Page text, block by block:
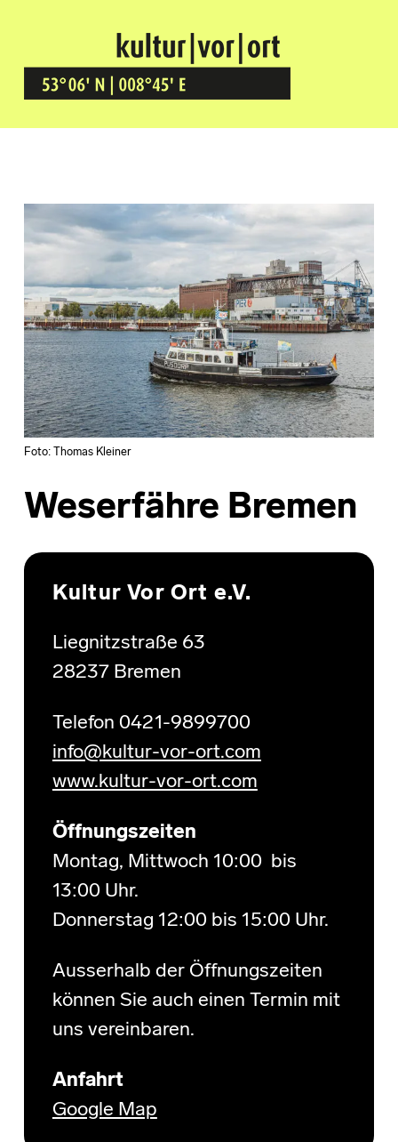
Kultur Vor Ort
BREMEN GRÖPELINGEN
Foto: Thomas Kleiner
Weserfähre Bremen
Skip back to main navigation
Kultur Vor Ort e.V.
Liegnitzstraße 63
28237 Bremen
Telefon 0421-9899700
info@kultur-vor-ort.com
www.kultur-vor-ort.com
Öffnungszeiten
Montag, Mittwoch 10:00 bis
13:00 Uhr.
Donnerstag 12:00 bis 15:00 Uhr.
Ausserhalb der Öffnungszeiten
können Sie auch einen Termin mit
uns vereinbaren.
Anfahrt
Google Map